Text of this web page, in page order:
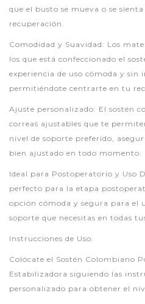
que el busto se mueva o se
recuperación.
Comodidad y Suavidad: Los
los que está confeccionado el
experiencia de uso cómoda y sin
permitiéndote centrarte en tu
Ajuste personalizado: El sostén
correas ajustables que te
nivel de soporte preferido,
bien ajustado en todo momento.
Ideal para Postoperatorio y Uso
perfecto para la etapa
opción cómoda y segura para el
soporte que necesitas en todas
Instrucciones de Uso:
Colócate el Sostén Colombiano
Estabilizadora siguiendo las
personalizado para obtener el